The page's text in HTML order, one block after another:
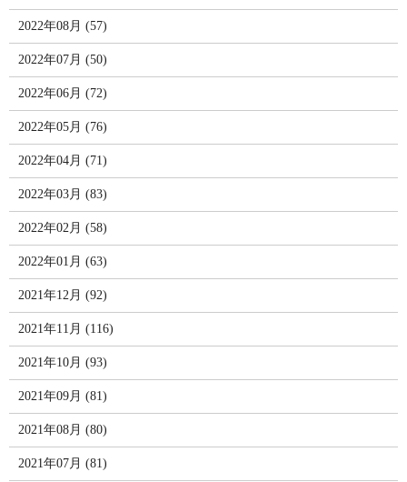
2022年08月 (57)
2022年07月 (50)
2022年06月 (72)
2022年05月 (76)
2022年04月 (71)
2022年03月 (83)
2022年02月 (58)
2022年01月 (63)
2021年12月 (92)
2021年11月 (116)
2021年10月 (93)
2021年09月 (81)
2021年08月 (80)
2021年07月 (81)